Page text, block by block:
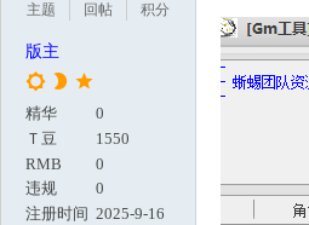
主题
回帖
积分
版主
精华
0
Ｔ豆
1550
RMB
0
违规
0
注册时间 2025-9-16